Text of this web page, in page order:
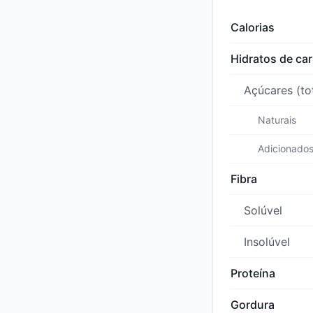
Calorias
Hidratos de
Açúcares
Naturais
Adicionados
Fibra
Solúvel
Insolúvel
Proteína
Gordura